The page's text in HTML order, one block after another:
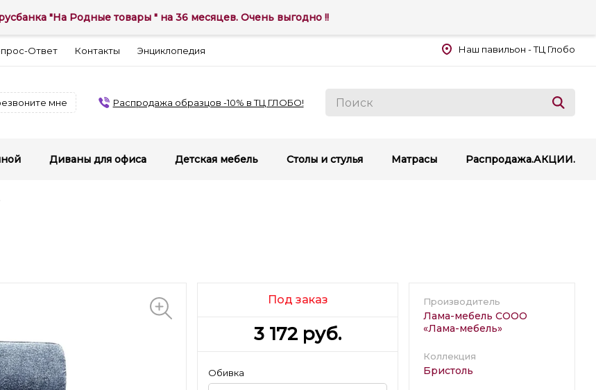
Ответ Контакты Энциклопедия Наш павильон - ТЦ Глобо
мне Распродажа образцов -10% в ТЦ ГЛОБО!
Диваны для офиса Детская мебель Столы и стулья Матрасы Распродажа.АКЦИИ.
Под заказ
3 172 руб.
Обивка
Производитель
Лама-мебель СООО
«Лама-мебель»
Коллекция
Бристоль
"На Родные товары " на 36 месяцев. Очень выгодно !!